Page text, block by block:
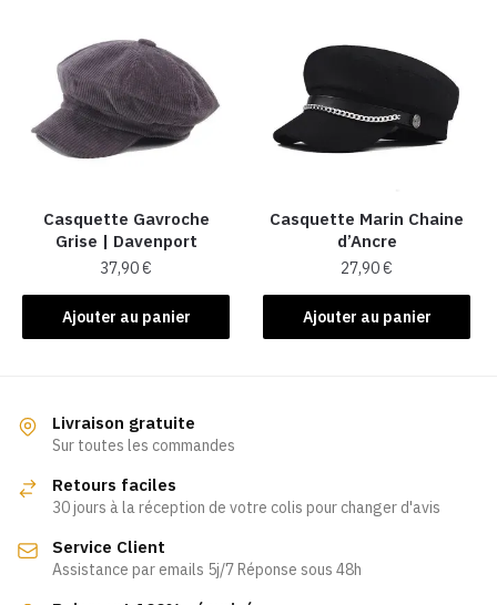
Les
options
peuvent
être
la
page
du
produit
Les
peuvent
être
la
page
du
produit
Casquette Gavroche
Grise | Davenport
37,90€
Ajouter au panier
Casquette Marin Chaine
d’Ancre
27,90€
Ajouter au panier
Livraison gratuite
Sur toutes les commandes
Retours faciles
30 jours à la réception de votre colis pour changer d'avis
Service Client
Assistance par emails 5j/7 Réponse sous 48h